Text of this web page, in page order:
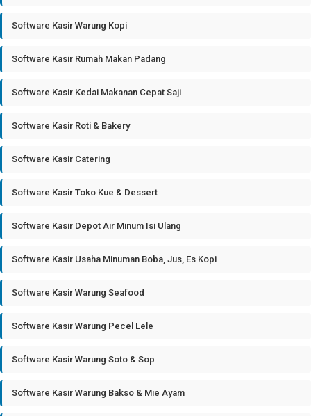
Software Kasir Warung Kopi
Software Kasir Rumah Makan Padang
Software Kasir Kedai Makanan Cepat Saji
Software Kasir Roti & Bakery
Software Kasir Catering
Software Kasir Toko Kue & Dessert
Software Kasir Depot Air Minum Isi Ulang
Software Kasir Usaha Minuman Boba, Jus, Es Kopi
Software Kasir Warung Seafood
Software Kasir Warung Pecel Lele
Software Kasir Warung Soto & Sop
Software Kasir Warung Bakso & Mie Ayam